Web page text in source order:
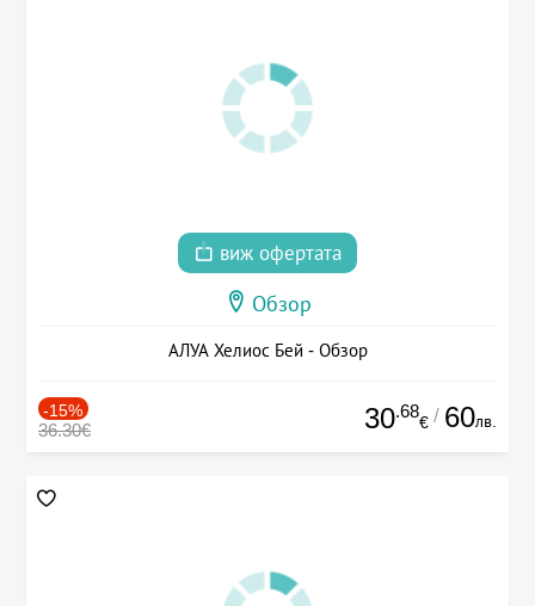
виж офертата
Обзор
АЛУА Хелиос Бей - Обзор
-15%
36.30€ 30.68
€ / 60лв.